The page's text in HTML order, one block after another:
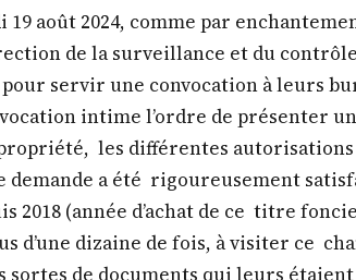
19 août 2024, comme par
de la surveillance et du contrôle
servir une convocation à leurs
intime l’ordre de présenter
les différentes
demande a été rigoureusement
2018 (année d’achat de ce titre
d’une dizaine de fois, à visiter ce